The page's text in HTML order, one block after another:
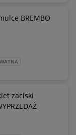
BREMBO
zaciski